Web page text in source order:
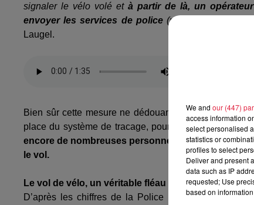
signaler le vélo volé et à partir de là, un
envoyer les services de police(police municipale,
Laugel.
Bien sûr cette mesure ne dédouane pas l'usager de
place du système de tracage, pour faire graver un
encore de nombreuses personnes qui n’ont pas
le vol.
Le vol de vélo, un véritable fléau
D’après les chiffres de la Police nationale, plus de
We and our (447)
access information
select personalised
statistics or
profiles to select
Deliver and present
data such as IP
requested; Use
based on